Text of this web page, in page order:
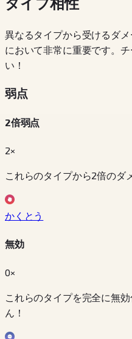
異なるタイプから受けるダ
において非常に重要です。
い！
弱点
2倍弱点
2×
これらのタイプから2倍のダ
かくとう
無効
0×
これらのタイプを完全に無
ん！